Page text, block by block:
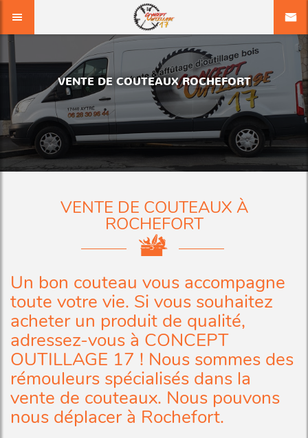
VENTE DE COUTEAUX ROCHEFORT
VENTE DE COUTEAUX À
ROCHEFORT
Un bon couteau vous accompagne
toute votre vie. Si vous souhaitez
acheter un produit de qualité,
adressez-vous à CONCEPT
OUTILLAGE 17 ! Nous sommes des
rémouleurs spécialisés dans la
vente de couteaux. Nous pouvons
nous déplacer à Rochefort.